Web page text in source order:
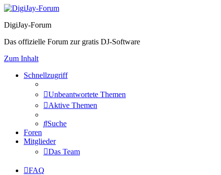
DigiJay-Forum
Das offizielle Forum zur gratis DJ-Software
Zum Inhalt
Schnellzugriff
Unbeantwortete Themen
Aktive Themen
Suche
Foren
Mitglieder
Das Team
FAQ